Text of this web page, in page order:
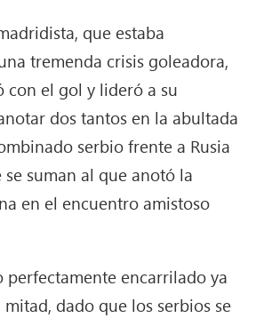
que estaba
tremenda crisis goleadora,
con el gol y lideró a su
dos tantos en la abultada
serbio frente a Rusia
suman al que anotó la
en el encuentro amistoso
perfectamente encarrilado ya
dado que los serbios se